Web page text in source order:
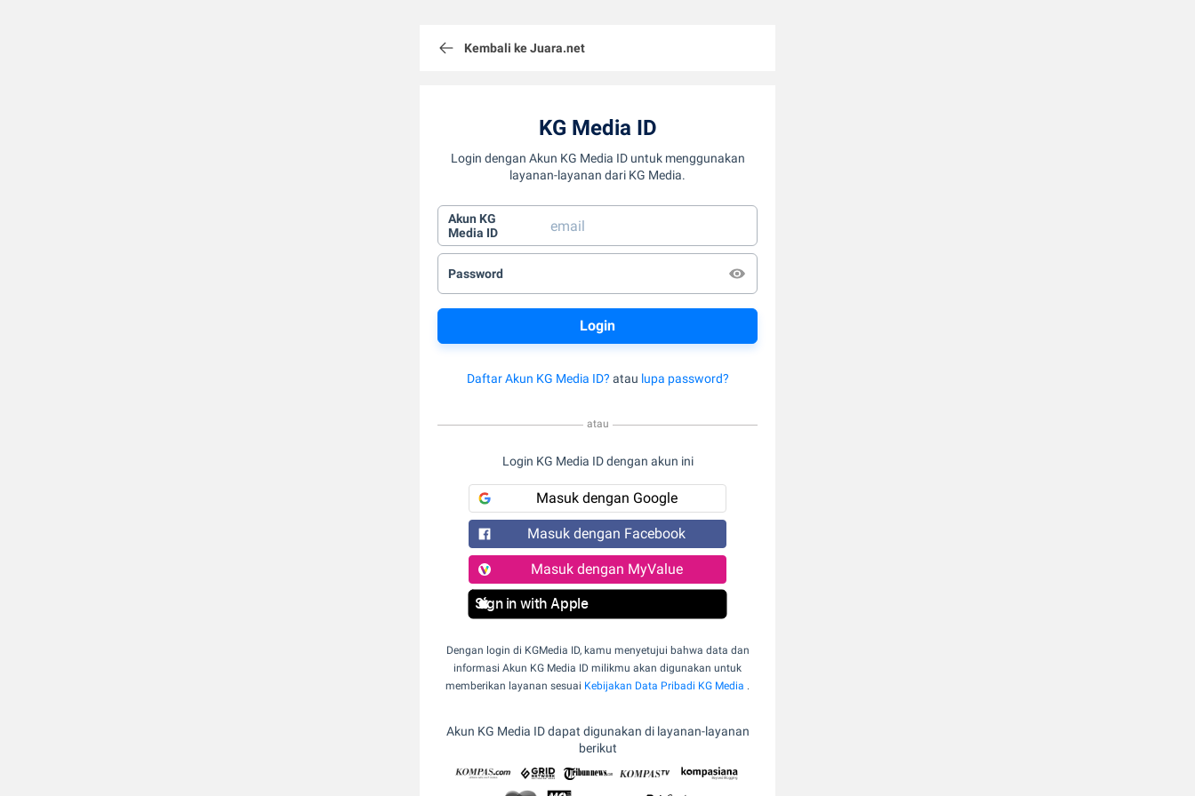
Kembali ke Juara.net
KG Media ID
Login dengan Akun KG Media ID untuk menggunakan
layanan-layanan dari KG Media.
Akun KG
Media ID
Password
Daftar Akun KG Media ID? atau lupa password?
atau
Login KG Media ID dengan akun ini
Masuk dengan Google
Masuk dengan Facebook
Masuk dengan MyValue
Sign in with Apple
Dengan login di KGMedia ID, kamu menyetujui bahwa data dan
informasi Akun KG Media ID milikmu akan digunakan untuk
memberikan layanan sesuai Kebijakan Data Pribadi KG Media .
Akun KG Media ID dapat digunakan di layanan-layanan
berikut